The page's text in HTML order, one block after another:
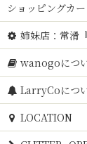
ショッピングカー
姉妹店：常滑
wanogoにつ
LarryCoにつ
LOCATION